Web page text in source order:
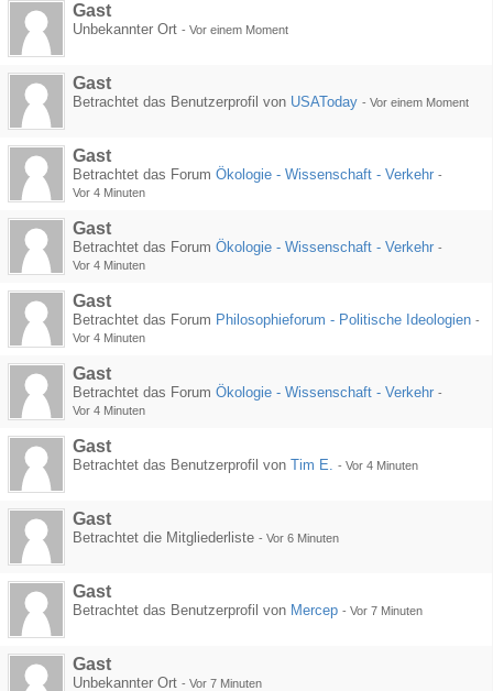
Gast
Unbekannter Ort - Vor einem Moment
Gast
Betrachtet das Benutzerprofil von USAToday - Vor einem Moment
Gast
Betrachtet das Forum Ökologie - Wissenschaft - Verkehr -
Vor 4 Minuten
Gast
Betrachtet das Forum Ökologie - Wissenschaft - Verkehr -
Vor 4 Minuten
Gast
Betrachtet das Forum Philosophieforum - Politische Ideologien -
Vor 4 Minuten
Gast
Betrachtet das Forum Ökologie - Wissenschaft - Verkehr -
Vor 4 Minuten
Gast
Betrachtet das Benutzerprofil von Tim E. - Vor 4 Minuten
Gast
Betrachtet die Mitgliederliste - Vor 6 Minuten
Gast
Betrachtet das Benutzerprofil von Mercep - Vor 7 Minuten
Gast
Unbekannter Ort - Vor 7 Minuten